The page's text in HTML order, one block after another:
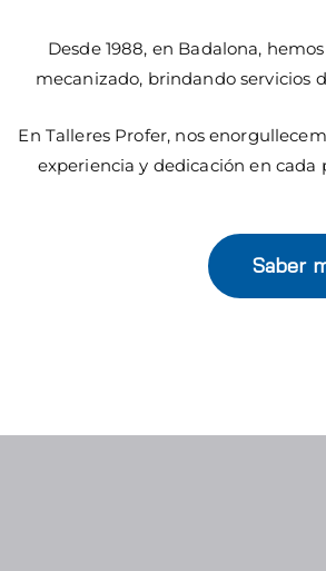
Desde 1988, en Badalona,
mecanizado, brindando servicios
En Talleres Profer, nos
experiencia y dedicación en
Saber